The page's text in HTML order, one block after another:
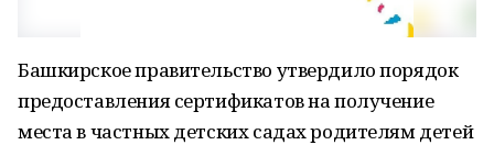
Башкирское правительство утвердило порядок
предоставления сертификатов на получение
места в частных детских садах родителям детей